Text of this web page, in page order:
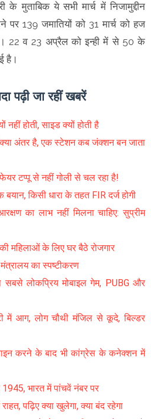
के मुताबिक ये सभी मार्च में निजामुद्दीन
139 जमातियों को 31 मार्च को हज
22 व 23 अप्रैल को इन्ही में से 50 के
है।
पढ़ी जा रहीं खबरें
नहीं होती, साइड क्यों होती है
अंतर है, एक स्टेशन कब जंक्शन बन जाता
टप्पू से नहीं गोली से चल रहा है!
किसी धारा के तहत FIR दर्ज होगी
का लाभ नहीं मिलना चाहिए: सुप्रीम
महिलाओं के लिए घर बैठे रोजगार
का स्पष्टीकरण
सबसे लोकप्रिय मोबाइल गेम, PUBG और
में आग, लोग चौथी मंजिल से कूदे, बिल्डर
ज्वाइन करने के बाद भी कांग्रेस के कनेक्शन में
भारत में पांचवें नंबर पर
पढ़िए क्या खुलेगा, क्या बंद रहेगा